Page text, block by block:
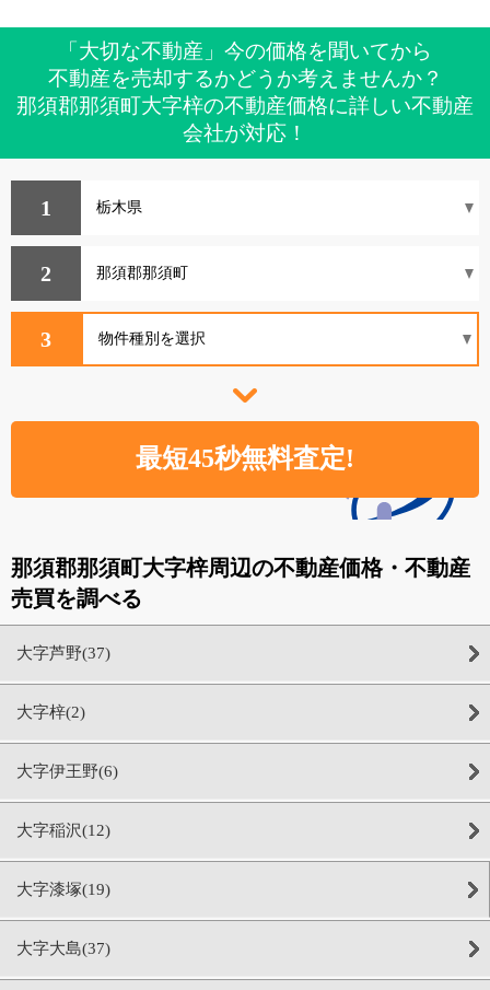
「大切な不動産」今の価格を聞いてから
不動産を売却するかどうか考えませんか？
那須郡那須町大字梓の不動産価格に詳しい不動産
会社が対応！
1
2
3
那須郡那須町大字梓周辺の不動産価格・不動産
売買を調べる
大字芦野(37)
大字梓(2)
大字伊王野(6)
大字稲沢(12)
大字漆塚(19)
大字大島(37)